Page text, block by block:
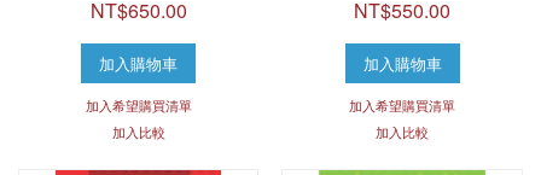
NT$650.00
加入購物車
加入希望購買清單
加入比較
NT$550.00
加入購物車
加入希望購買清單
加入比較